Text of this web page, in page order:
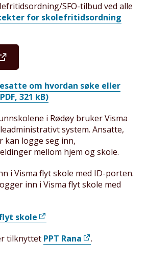
SFO-tilbud ved alle
for skolefritidsordning​
om hvordan søke eller
321 kB)
i Rødøy bruker Visma
system. Ansatte,
kan logge seg inn,
mellom hjem og skole.
i Visma flyt skole med ID-porten.
inn i Visma flyt skole med
skole
tilknyttet PPT Rana .